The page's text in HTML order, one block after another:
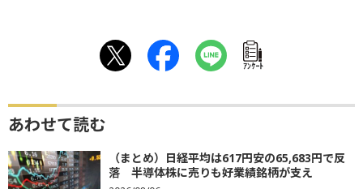
ｱﾝｹｰﾄ
あわせて読む
（まとめ）日経平均は617円安の65,683円で反
落 半導体株に売りも好業績銘柄が支え